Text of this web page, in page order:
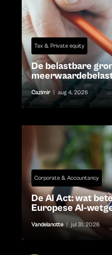
Tax & Private equity
De belastbare
Cazimir aug 4, 2026
Corporate & Accountancy
De AI Act: wat
Europese AI-
Vandelanotte jul 31, 2026